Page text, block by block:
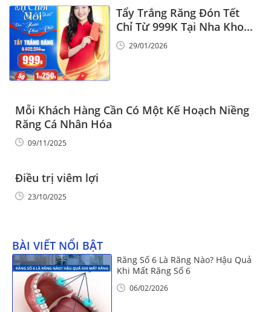
Tẩy Trắng Răng Đón Tết
Chỉ Từ 999K Tại Nha Khoa
Vinalign
29/01/2026
Mỗi Khách Hàng Cần Có Một Kế Hoạch Niềng
Răng Cá Nhân Hóa
09/11/2025
Điều trị viêm lợi
23/10/2025
BÀI VIẾT NỔI BẬT
Răng Số 6 Là Răng Nào? Hậu Quả
Khi Mất Răng Số 6
06/02/2026